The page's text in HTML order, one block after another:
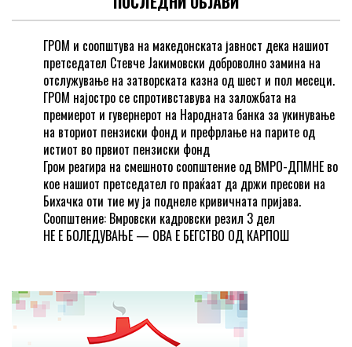
ГРОМ и соопштува на македонската јавност дека нашиот
претседател Стевче Јакимовски доброволно замина на
отслужување на затворската казна од шест и пол месеци.
ГРОМ најостро се спротивставува на заложбата на
премиерот и гувернерот на Народната банка за укинување
на вториот пензиски фонд и префрлање на парите од
истиот во првиот пензиски фонд
Гром реагира на смешното соопштение од ВМРО-ДПМНЕ во
кое нашиот претседател го праќаат да држи пресови на
Бихачка оти тие му ја поднеле кривичната пријава.
Соопштение: Вмровски кадровски резил 3 дел
НЕ Е БОЛЕДУВАЊЕ — ОВА Е БЕГСТВО ОД КАРПОШ